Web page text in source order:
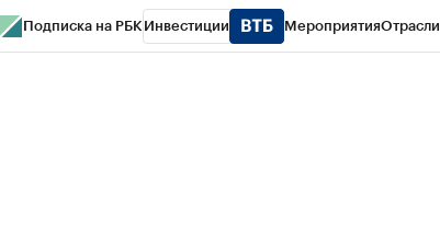
Подписка на РБК Инвестиции МероприятияОтрасли